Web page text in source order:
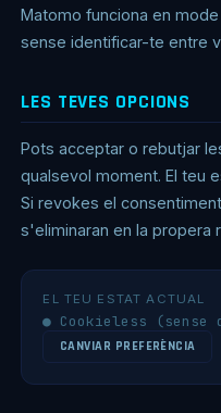
Matomo funciona en
sense identificar-te entre
LES TEVES OPCIONS
Pots acceptar o rebutjar
qualsevol moment. El teu
Si revokes el
s'eliminaran en la propera
EL TEU ESTAT ACTUAL
● Cookieless (sense
CANVIAR PREFERÈNCIA